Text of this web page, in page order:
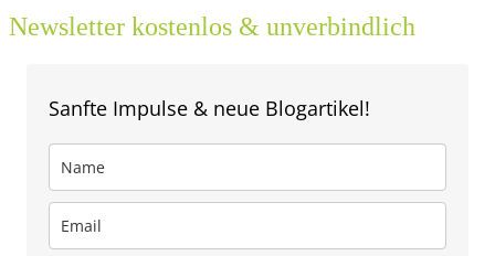
Newsletter kostenlos & unverbindlich
Sanfte Impulse & neue Blogartikel!